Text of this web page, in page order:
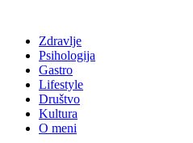
Zdravlje
Psihologija
Gastro
Lifestyle
Društvo
Kultura
O meni